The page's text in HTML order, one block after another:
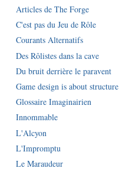
Articles de The Forge
C'est pas du Jeu de Rôle
Courants Alternatifs
Des Rôlistes dans la cave
Du bruit derrière le paravent
Game design is about structure
Glossaire Imaginairien
Innommable
L'Alcyon
L'Impromptu
Le Maraudeur